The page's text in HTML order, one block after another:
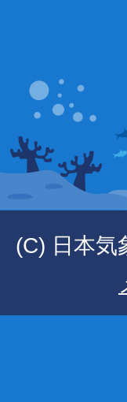
(C) 日本気